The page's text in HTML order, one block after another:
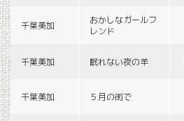
千葉美加
おかしなガールフ
レンド
千葉美加 眠れない夜の羊
千葉美加 ５月の街で